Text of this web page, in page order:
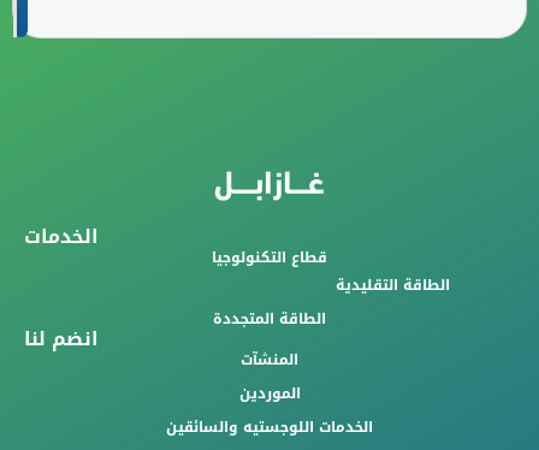
الخدمات
قطاع التكنولوجيا
الطاقة التقليدية
الطاقة المتجددة
انضم لنا
المنشآت
الموردين
الخدمات اللوجستيه والسائقين